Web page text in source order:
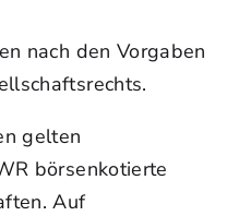
nach den Vorgaben
gelten
börsenkotierte
Auf